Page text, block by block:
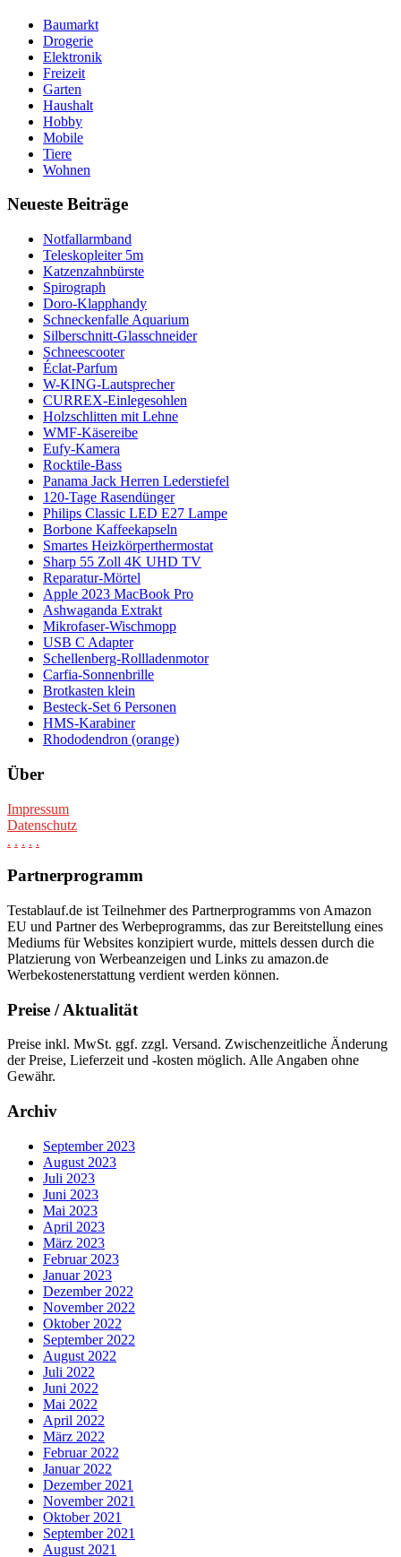
Baumarkt
Drogerie
Elektronik
Freizeit
Garten
Haushalt
Hobby
Mobile
Tiere
Wohnen
Neueste Beiträge
Notfallarmband
Teleskopleiter 5m
Katzenzahnbürste
Spirograph
Doro-Klapphandy
Schneckenfalle Aquarium
Silberschnitt-Glasschneider
Schneescooter
Éclat-Parfum
W-KING-Lautsprecher
CURREX-Einlegesohlen
Holzschlitten mit Lehne
WMF-Käsereibe
Eufy-Kamera
Rocktile-Bass
Panama Jack Herren Lederstiefel
120-Tage Rasendünger
Philips Classic LED E27 Lampe
Borbone Kaffeekapseln
Smartes Heizkörperthermostat
Sharp 55 Zoll 4K UHD TV
Reparatur-Mörtel
Apple 2023 MacBook Pro
Ashwaganda Extrakt
Mikrofaser-Wischmopp
USB C Adapter
Schellenberg-Rollladenmotor
Carfia-Sonnenbrille
Brotkasten klein
Besteck-Set 6 Personen
HMS-Karabiner
Rhododendron (orange)
Über
Impressum
Datenschutz
. . . . .
Partnerprogramm
Testablauf.de ist Teilnehmer des Partnerprogramms von Amazon
EU und Partner des Werbeprogramms, das zur Bereitstellung eines
Mediums für Websites konzipiert wurde, mittels dessen durch die
Platzierung von Werbeanzeigen und Links zu amazon.de
Werbekostenerstattung verdient werden können.
Preise / Aktualität
Preise inkl. MwSt. ggf. zzgl. Versand. Zwischenzeitliche Änderung
der Preise, Lieferzeit und -kosten möglich. Alle Angaben ohne
Gewähr.
Archiv
September 2023
August 2023
Juli 2023
Juni 2023
Mai 2023
April 2023
März 2023
Februar 2023
Januar 2023
Dezember 2022
November 2022
Oktober 2022
September 2022
August 2022
Juli 2022
Juni 2022
Mai 2022
April 2022
März 2022
Februar 2022
Januar 2022
Dezember 2021
November 2021
Oktober 2021
September 2021
August 2021